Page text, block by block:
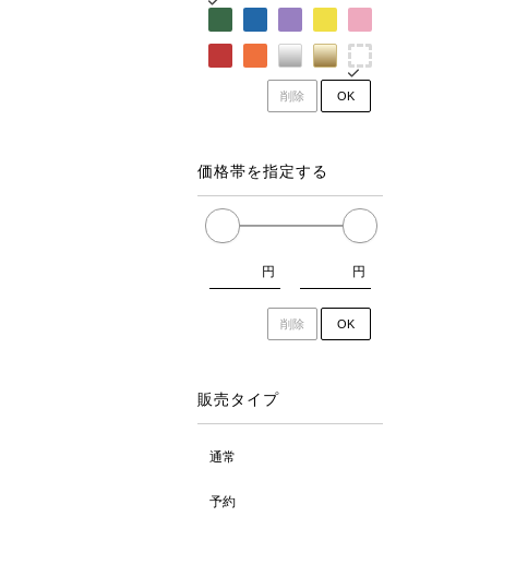
削除 OK
価格帯を指定する
円 円
削除 OK
販売タイプ
通常
予約